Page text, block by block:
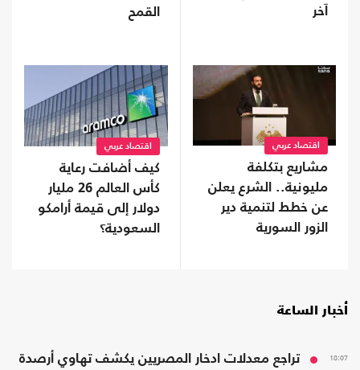
آخر
القمح
اقتصاد عربي
مشاريع بتكلفة
مليونية.. الشرع يعلن
عن خطط لتنمية دير
الزور السورية
اقتصاد عربي
كيف أضافت رعاية
كأس العالم 26 مليار
دولار إلى قيمة أرامكو
السعودية؟
أخبار الساعة
18:07
تراجع معدلات ادخار المصريين يكشف تهاوي أرصدة